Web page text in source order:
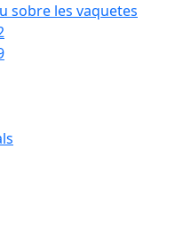
sobre les vaquetes